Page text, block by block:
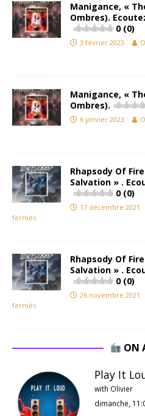
Manigance, «
Ombres).
0 (0)
3 février 2023
Manigance, «
Ombres).
6 janvier 2023
Rhapsody Of
Salvation » .
0 (0)
17 décembre 2021
fermés
Rhapsody Of
Salvation » .
0 (0)
26 novembre 2021
fermés
ON
Play It
with Olivier
dimanche,